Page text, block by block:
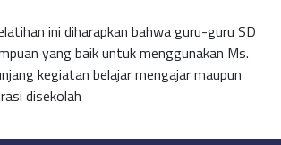
ini diharapkan bahwa guru-guru SD
yang baik untuk menggunakan Ms.
kegiatan belajar mengajar maupun
disekolah